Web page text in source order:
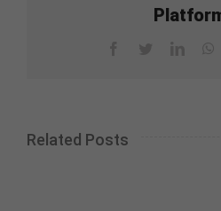
Related Posts